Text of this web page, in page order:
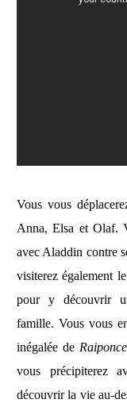
Vous vous
Anna, Elsa et Olaf.
avec Aladdin contre
visiterez également
pour y découvrir
famille.Vous vous
inégalée de Raiponce
vous précipiterez
découvrir la vie au-